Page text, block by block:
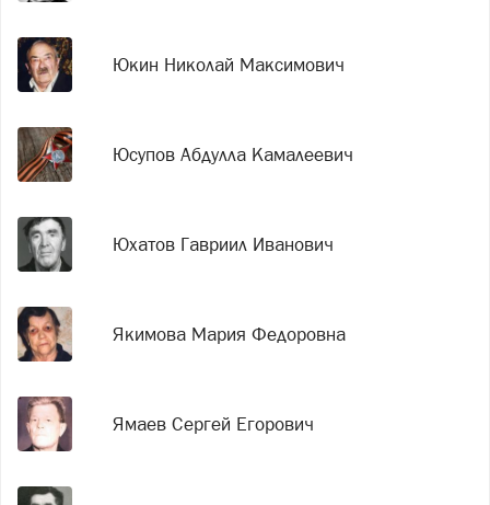
Юкин Николай Максимович
Юсупов Абдулла Камалеевич
Юхатов Гавриил Иванович
Якимова Мария Федоровна
Ямаев Сергей Егорович